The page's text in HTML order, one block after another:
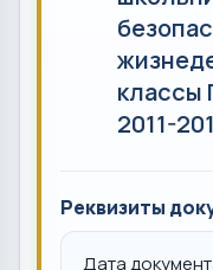
классы
2011-
Реквизиты
Дата